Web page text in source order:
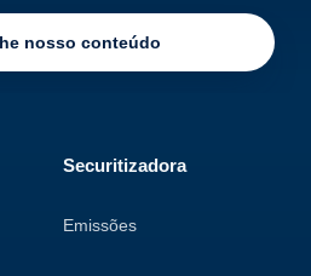
nosso conteúdo
Securitizadora
Emissões